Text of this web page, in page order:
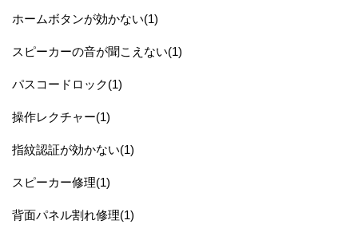
ホームボタンが効かない(1)
スピーカーの音が聞こえない(1)
パスコードロック(1)
操作レクチャー(1)
指紋認証が効かない(1)
スピーカー修理(1)
背面パネル割れ修理(1)